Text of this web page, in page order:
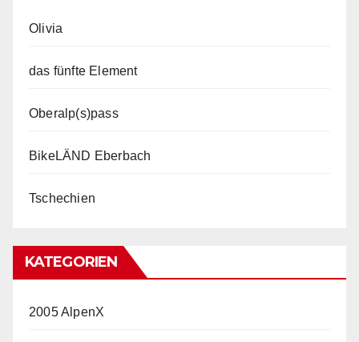
Olivia
das fünfte Element
Oberalp(s)pass
BikeLÄND Eberbach
Tschechien
KATEGORIEN
2005 AlpenX